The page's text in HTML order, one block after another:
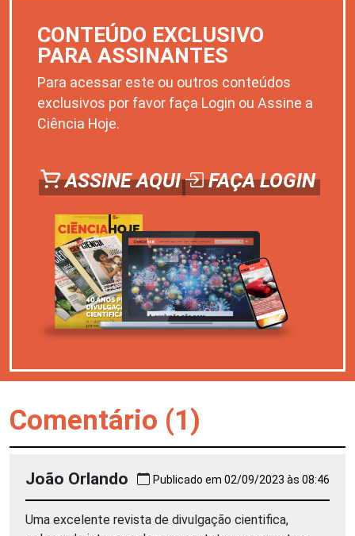
CONTEÚDO EXCLUSIVO
PARA ASSINANTES
Para acessar este ou outros conteúdos
exclusivos por favor faça Login ou Assine a
Ciência Hoje.
ASSINE AQUI FAÇA LOGIN
Comentário (1)
João Orlando Publicado em 02/09/2023 às 08:46
Uma excelente revista de divulgação cientifica,